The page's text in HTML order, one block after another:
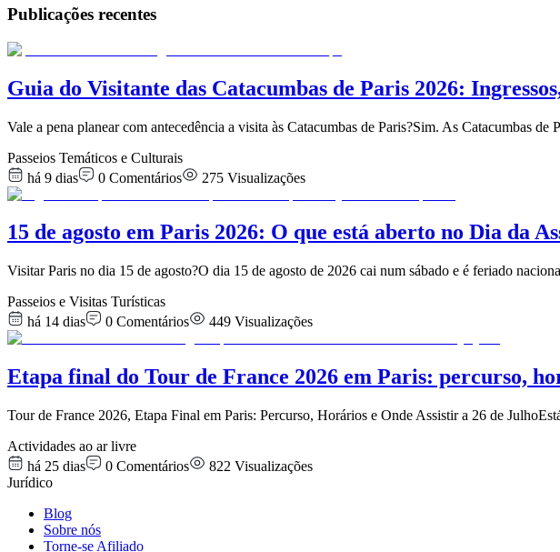
Publicações recentes
Guia do Visitante das Catacumbas de Paris 2026:
Vale a pena planear com antecedência a visita às Catacumbas de Paris?Sim. As Catacumbas de
Passeios Temáticos e Culturais
há 9 dias
0 Comentários 275 Visualizações
15 de agosto em Paris 2026: O que está aberto no Dia da
Visitar Paris no dia 15 de agosto?O dia 15 de agosto de 2026 cai num sábado e é feriado
Passeios e Visitas Turísticas
há 14 dias
0 Comentários 449 Visualizações
Etapa final do Tour de France 2026 em Paris: percurso,
Tour de France 2026, Etapa Final em Paris: Percurso, Horários e Onde Assistir a 26 de
Actividades ao ar livre
há 25 dias
0 Comentários 822 Visualizações
Jurídico
Blog
Sobre nós
Torne-se Afiliado